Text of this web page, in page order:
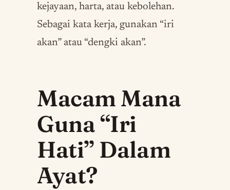
kejayaan, harta, atau kebolehan.
Sebagai kata kerja, gunakan “iri
akan” atau “dengki akan”.
Macam Mana
Guna “Iri
Hati” Dalam
Ayat?